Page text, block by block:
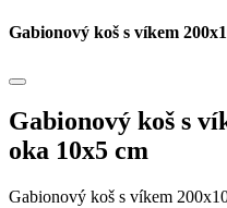
Gabionový koš s víkem
Gabionový koš s
oka 10x5 cm
Gabionový koš s víkem